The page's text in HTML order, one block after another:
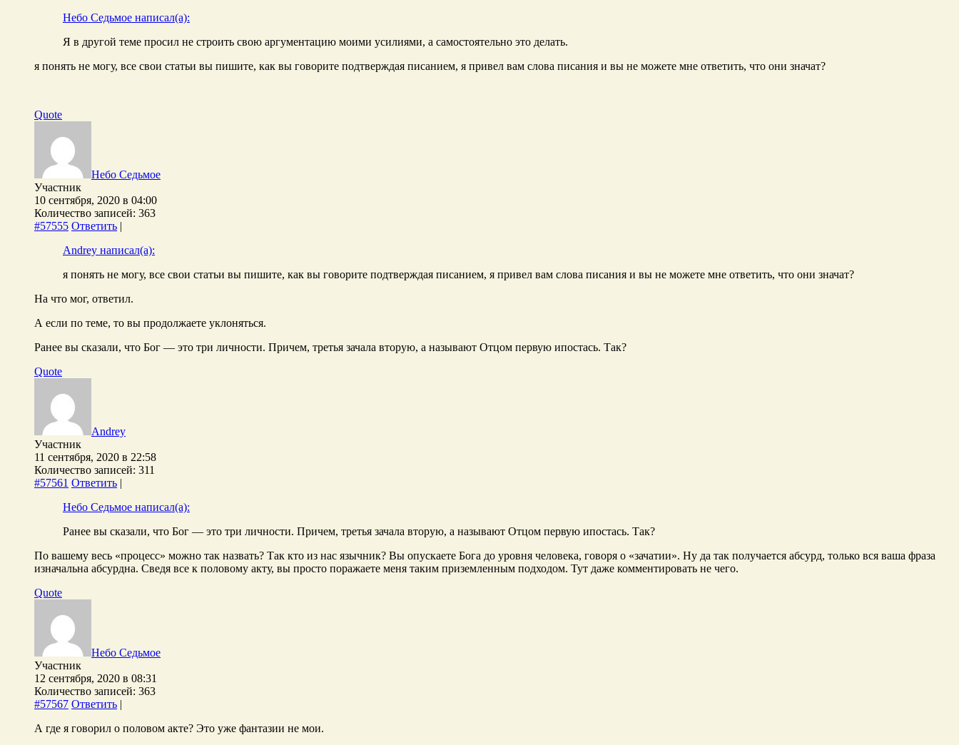
Небо Седьмое написал(а):
Я в другой теме просил не строить свою аргументацию моими усилиями, а самостоятельно это делать.
я понять не могу, все свои статьи вы пишите, как вы говорите подтверждая писанием, я привел вам слова писания и вы не можете мне ответить, что они значат?
Quote
Небо Седьмое
Участник
10 сентября, 2020 в 04:00
Количество записей: 363
#57555 Ответить |
Andrey написал(а):
я понять не могу, все свои статьи вы пишите, как вы говорите подтверждая писанием, я привел вам слова писания и вы не можете мне ответить, что они значат?
На что мог, ответил.
А если по теме, то вы продолжаете уклоняться.
Ранее вы сказали, что Бог — это три личности. Причем, третья зачала вторую, а называют Отцом первую ипостась. Так?
Quote
Andrey
Участник
11 сентября, 2020 в 22:58
Количество записей: 311
#57561 Ответить |
Небо Седьмое написал(а):
Ранее вы сказали, что Бог — это три личности. Причем, третья зачала вторую, а называют Отцом первую ипостась. Так?
По вашему весь «процесс» можно так назвать? Так кто из нас язычник? Вы опускаете Бога до уровня человека, говоря о «зачатии». Ну да так получается абсурд, только вся ваша фраза
изначальна абсурдна. Сведя все к половому акту, вы просто поражаете меня таким приземленным подходом. Тут даже комментировать не чего.
Quote
Небо Седьмое
Участник
12 сентября, 2020 в 08:31
Количество записей: 363
#57567 Ответить |
А где я говорил о половом акте? Это уже фантазии не мои.